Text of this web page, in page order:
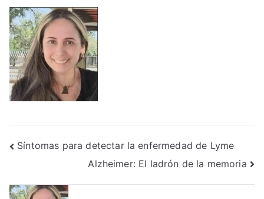
Post
navigation
Síntomas para detectar la enfermedad de Lyme
Alzheimer: El ladrón de la memoria